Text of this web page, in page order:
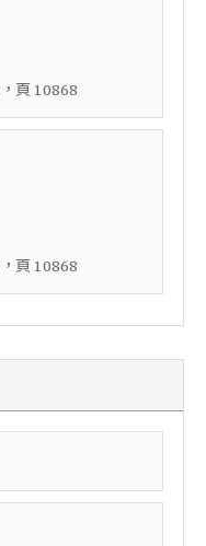
，頁 10868
，頁 10868